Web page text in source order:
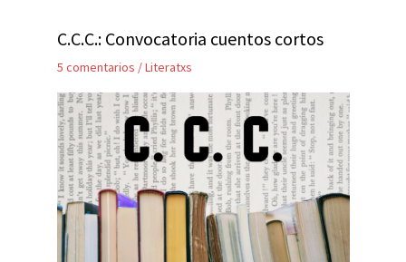
C.C.C.: Convocatoria cuentos cortos
5 comentarios /Literatxs